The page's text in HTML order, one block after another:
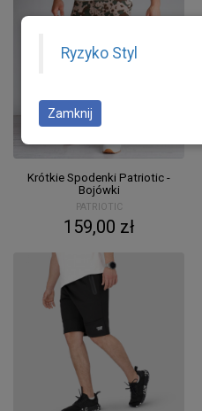
Ryzyko Styl
Zamknij
Krótkie Spodenki Patriotic -
Bojówki
PATRIOTIC
159,00 zł